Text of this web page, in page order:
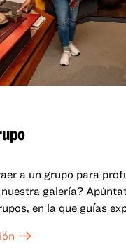
a un grupo para
galería?
en la que guías
expone en las galerías